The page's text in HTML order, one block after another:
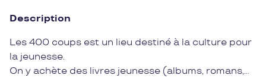
Description
Les 400 coups est un lieu destiné à la culture pour
la jeunesse.
On y achète des livres jeunesse (albums, romans,